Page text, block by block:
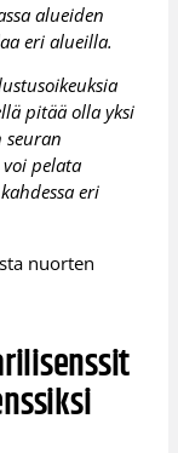
alueiden
eri alueilla.
pitää olla yksi
seuran
voi pelata
eri
nuorten